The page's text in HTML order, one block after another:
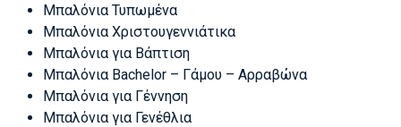
Μπαλόνια Τυπωμένα
Μπαλόνια Χριστουγεννιάτικα
Μπαλόνια για Βάπτιση
Μπαλόνια Bachelor – Γάμου – Αρραβώνα
Μπαλόνια για Γέννηση
Μπαλόνια για Γενέθλια